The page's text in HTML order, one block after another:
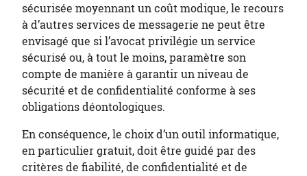
sécurisée moyennant un coût modique, le recours
à d’autres services de messagerie ne peut être
envisagé que si l’avocat privilégie un service
sécurisé ou, à tout le moins, paramètre son
compte de manière à garantir un niveau de
sécurité et de confidentialité conforme à ses
obligations déontologiques.
En conséquence, le choix d’un outil informatique,
en particulier gratuit, doit être guidé par des
critères de fiabilité, de confidentialité et de